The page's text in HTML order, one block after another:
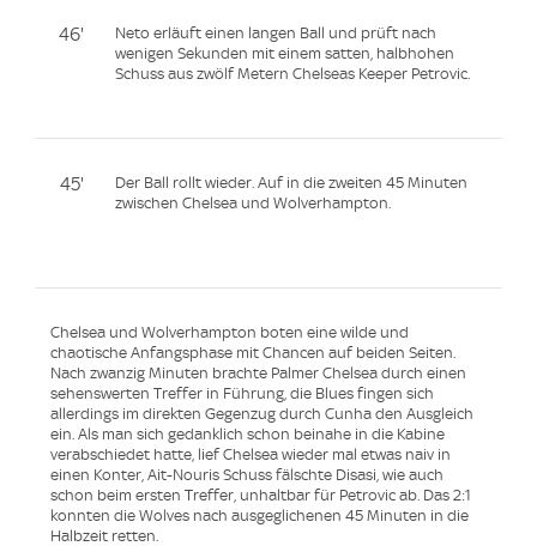
46'
Neto erläuft einen langen Ball und prüft nach
wenigen Sekunden mit einem satten, halbhohen
Schuss aus zwölf Metern Chelseas Keeper Petrovic.
45'
Der Ball rollt wieder. Auf in die zweiten 45 Minuten
zwischen Chelsea und Wolverhampton.
Chelsea und Wolverhampton boten eine wilde und
chaotische Anfangsphase mit Chancen auf beiden Seiten.
Nach zwanzig Minuten brachte Palmer Chelsea durch einen
sehenswerten Treffer in Führung, die Blues fingen sich
allerdings im direkten Gegenzug durch Cunha den Ausgleich
ein. Als man sich gedanklich schon beinahe in die Kabine
verabschiedet hatte, lief Chelsea wieder mal etwas naiv in
einen Konter, Ait-Nouris Schuss fälschte Disasi, wie auch
schon beim ersten Treffer, unhaltbar für Petrovic ab. Das 2:1
konnten die Wolves nach ausgeglichenen 45 Minuten in die
Halbzeit retten.